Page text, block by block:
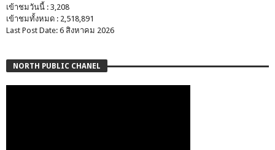
เข้าชมวันนี้ : 3,208
เข้าชมทั้งหมด : 2,518,891
Last Post Date: 6 สิงหาคม 2026
NORTH PUBLIC CHANEL